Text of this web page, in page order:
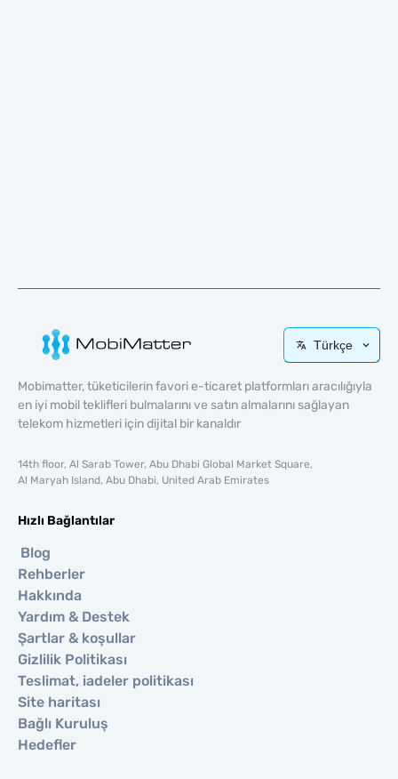
Türkçe
Mobimatter, tüketicilerin favori e-ticaret platformları aracılığıyla
en iyi mobil teklifleri bulmalarını ve satın almalarını sağlayan
telekom hizmetleri için dijital bir kanaldır
14th floor, Al Sarab Tower, Abu Dhabi Global Market Square,
Al Maryah Island, Abu Dhabi, United Arab Emirates
Hızlı Bağlantılar
Blog
Rehberler
Hakkında
Yardım & Destek
Şartlar & koşullar
Gizlilik Politikası
Teslimat, iadeler politikası
Site haritası
Bağlı Kuruluş
Hedefler